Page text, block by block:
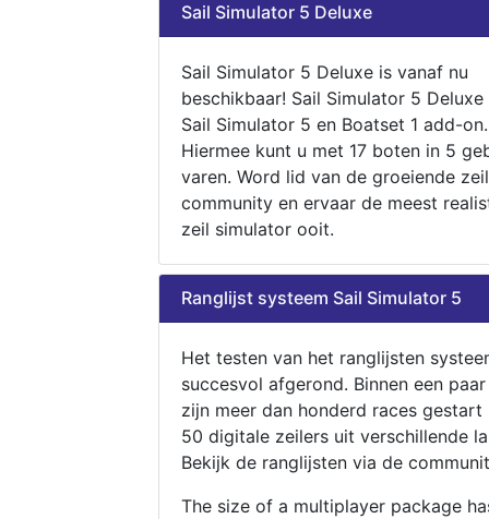
Sail Simulator 5 Deluxe
Sail Simulator 5 Deluxe is vanaf nu
beschikbaar! Sail Simulator 5
Sail Simulator 5 en Boatset 1 add-on.
Hiermee kunt u met 17 boten in 5
varen. Word lid van de groeiende zeil
community en ervaar de meest
zeil simulator ooit.
Ranglijst systeem Sail Simulator 5
Het testen van het ranglijsten
succesvol afgerond. Binnen een
zijn meer dan honderd races gestart
50 digitale zeilers uit verschillende
Bekijk de ranglijsten via de
The size of a multiplayer package